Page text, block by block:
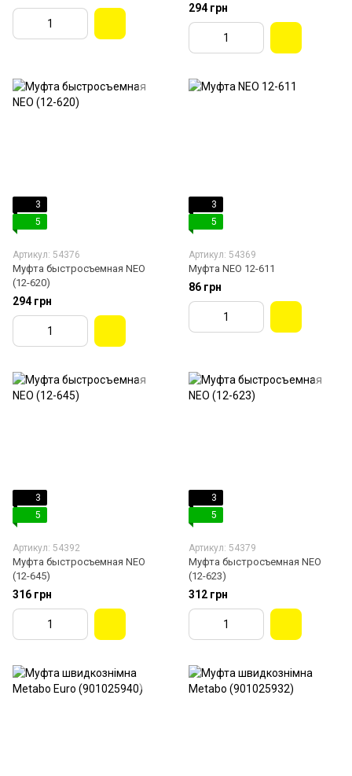
294 грн
3
5
Артикул: 54376
Муфта быстросъемная NEO
(12-620)
294 грн
3
5
Артикул: 54369
Муфта NEO 12-611
86 грн
3
5
Артикул: 54392
Муфта быстросъемная NEO
(12-645)
316 грн
3
5
Артикул: 54379
Муфта быстросъемная NEO
(12-623)
312 грн